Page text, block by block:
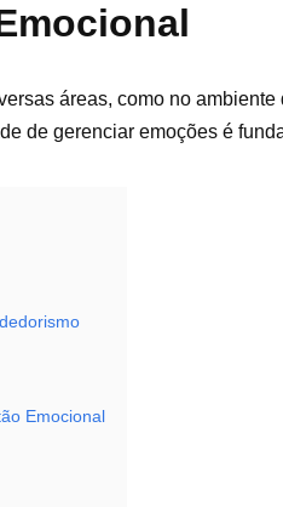
áreas, como no
de gerenciar emoções é
Emocional